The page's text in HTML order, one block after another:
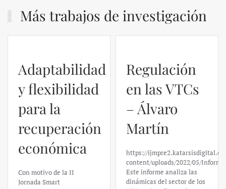
Más trabajos de investigación
Regulación
en las VTCs
– Álvaro
Martín
https://ijmpre2.katarsisdigital.com/wp-
content/uploads/2022/05/Informe_sobre_las_VTC.pdf
Este informe analiza las
dinámicas del sector de los
El caso de
Silicon
Valley Bank:
un análisis